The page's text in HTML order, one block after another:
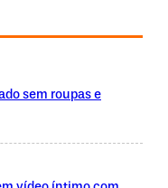
sem roupas e